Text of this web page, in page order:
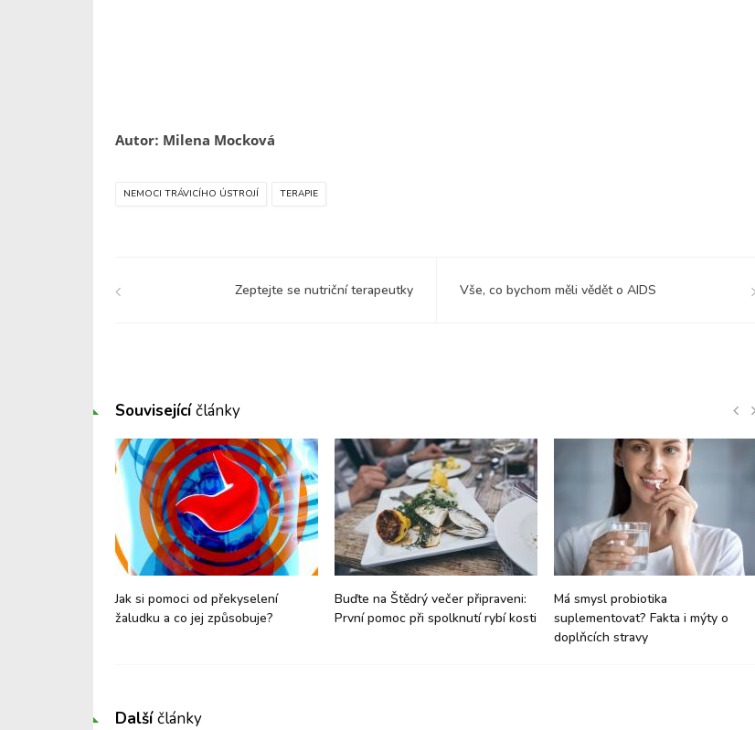
Autor: Milena Mocková
NEMOCI TRÁVICÍHO ÚSTROJÍ TERAPIE
Zeptejte se nutriční terapeutky Vše, co bychom měli vědět o AIDS
Souvisejícíčlánky
Jak si pomoci od překyselení
žaludku a co jej způsobuje?
Buďte na Štědrý večer připraveni:
První pomoc při spolknutí rybí kosti
Má smysl probiotika
suplementovat? Fakta i mýty o
doplňcích stravy
Dalšíčlánky